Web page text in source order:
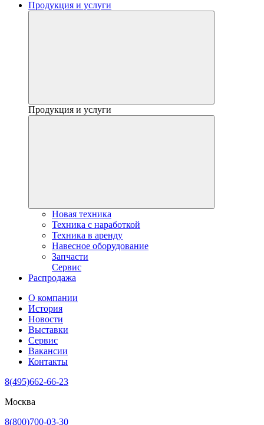
Продукция и услуги
Продукция и услуги
Новая техника
Техника с наработкой
Техника в аренду
Навесное оборудование
Запчасти
Сервис
Распродажа
О компании
История
Новости
Выставки
Сервис
Вакансии
Контакты
8(495)662-66-23
Москва
8(800)700-03-30